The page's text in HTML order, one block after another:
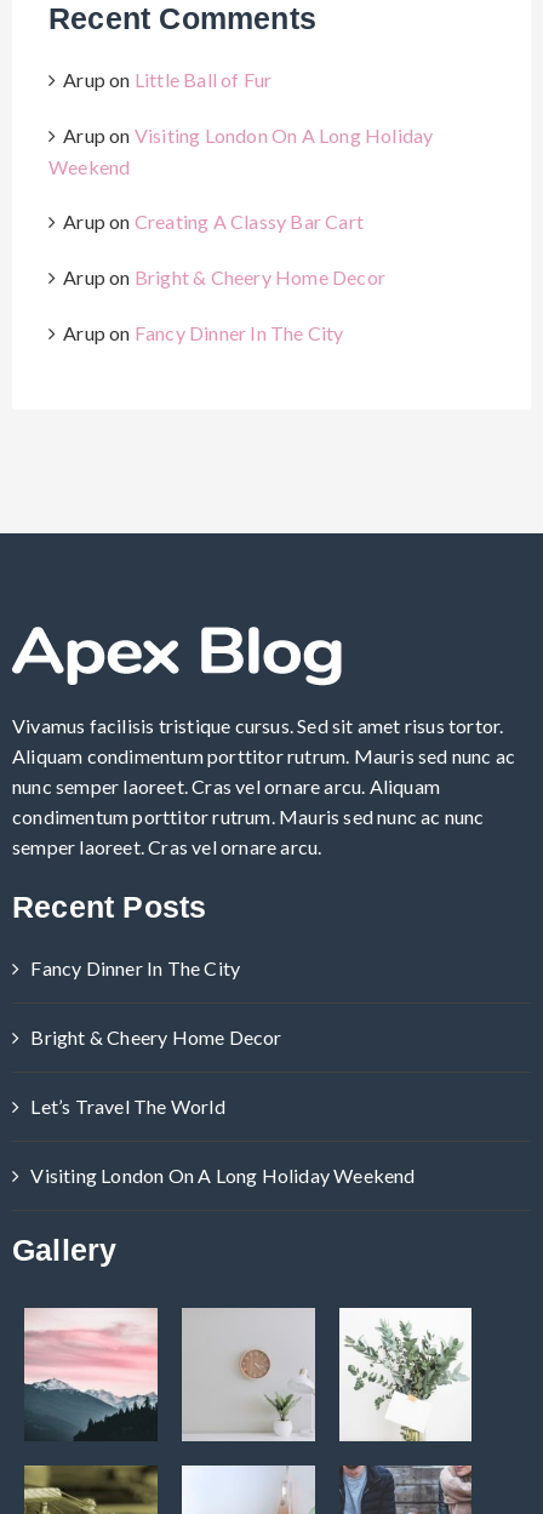
Recent Comments
Arup on Little Ball of Fur
Arup on Visiting London On A Long Holiday
Weekend
Arup on Creating A Classy Bar Cart
Arup on Bright & Cheery Home Decor
Arup on Fancy Dinner In The City
Vivamus facilisis tristique cursus. Sed sit amet risus tortor.
Aliquam condimentum porttitor rutrum. Mauris sed nunc ac
nunc semper laoreet. Cras vel ornare arcu. Aliquam
condimentum porttitor rutrum. Mauris sed nunc ac nunc
semper laoreet. Cras vel ornare arcu.
Recent Posts
Fancy Dinner In The City
Bright & Cheery Home Decor
Let’s Travel The World
Visiting London On A Long Holiday Weekend
Gallery